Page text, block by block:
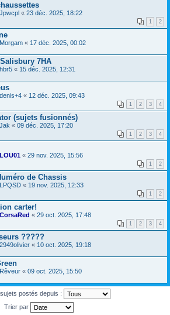
Jpwcpl « 23 déc. 2025, 18:22
1 2
Morgam « 17 déc. 2025, 00:02
7HA
hbr5 « 15 déc. 2025, 12:31
denis+4 « 12 déc. 2025, 09:43
1 2 3 4
(sujets fusionnés)
Jak « 09 déc. 2025, 17:20
1 2 3 4
LOU01 « 29 nov. 2025, 15:56
1 2
de Chassis
LPQSD « 19 nov. 2025, 12:33
1 2
carter!
CorsaRed « 29 oct. 2025, 17:48
1 2 3 4
?????
2949olivier « 10 oct. 2025, 19:18
Rêveur « 09 oct. 2025, 15:50
postés depuis :
Trier par